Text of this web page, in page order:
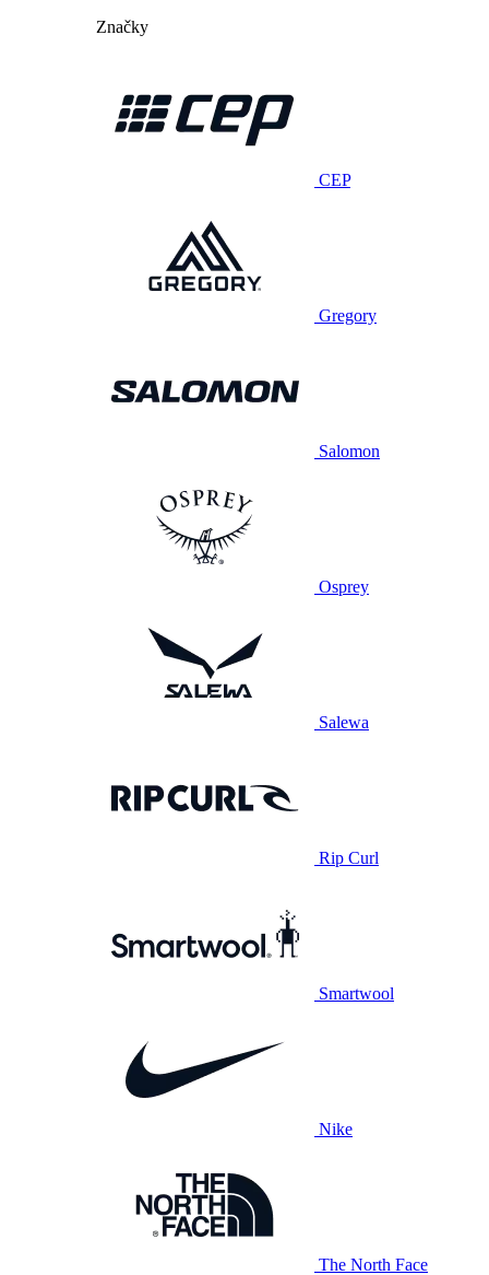
Značky
CEP
Gregory
Salomon
Osprey
Salewa
Rip Curl
Smartwool
Nike
The North Face